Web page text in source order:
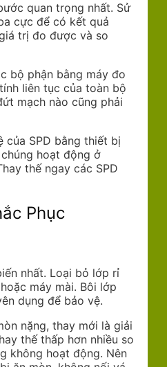
quan trọng nhất. Sử
cực để có kết quả
trị đo được và so
bộ phận bằng máy đo
liên tục của toàn bộ
mạch nào cũng phải
của SPD bằng thiết bị
hoạt động ở
thế ngay các SPD
Phục
nhất. Loại bỏ lớp rỉ
máy mài. Bôi lớp
dụng để bảo vệ.
nặng, thay mới là giải
thế thấp hơn nhiều so
không hoạt động. Nên